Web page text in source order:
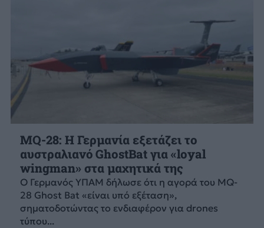
MQ-28: Η Γερμανία εξετάζει το
αυστραλιανό GhostBat για «loyal
wingman» στα μαχητικά της
Ο Γερμανός ΥΠΑΜ δήλωσε ότι η αγορά του MQ-
28 Ghost Bat «είναι υπό εξέταση»,
σηματοδοτώντας το ενδιαφέρον για drones
τύπου...